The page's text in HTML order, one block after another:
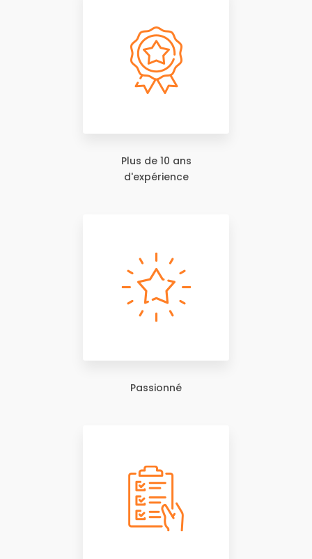
Plus de 10 ans
d'expérience
Passionné